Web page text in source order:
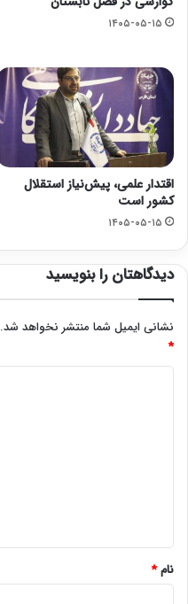
۱۴۰۵-۰۵-۱۵
اقتدار علمی، پیش‌نیاز استقلال
کشور است
۱۴۰۵-۰۵-۱۵
دیدگاهتان را بنویسید
نشانی ایمیل شما منتشر نخواهد شد.
*
نام*